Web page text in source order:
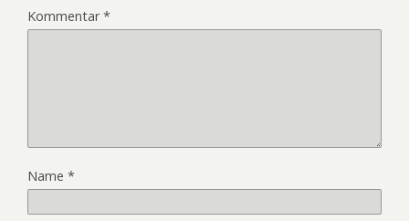
Kommentar*
Name *